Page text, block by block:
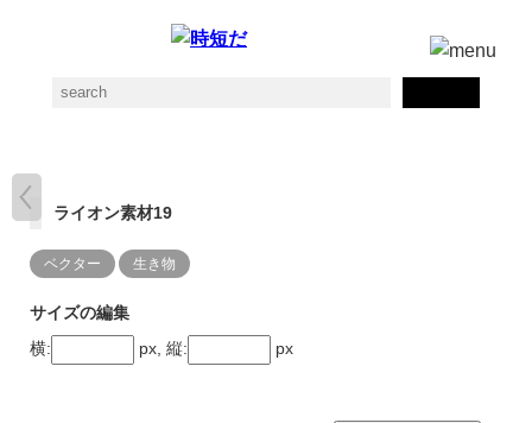
ライオン素材19
ベクター 生き物
サイズの編集
横:
px, 縦: px